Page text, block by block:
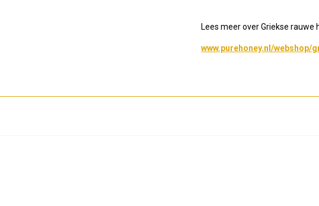
Lees meer over Griekse rauwe
www.purehoney.nl/webshop/